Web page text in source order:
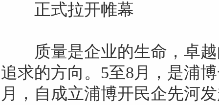
正式拉开帷幕
质量是企业的生命，卓越
追求的方向。 5至8月，是浦
月，自成立浦博开民企先河